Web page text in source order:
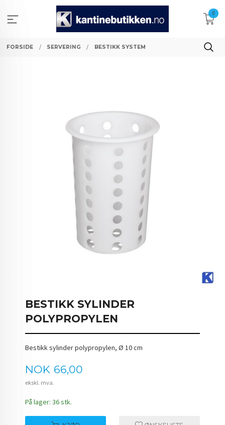
innholdet
0
FORSIDE SERVERING BESTIKK SYSTEM
BESTIKK SYLINDER
POLYPROPYLEN
Bestikk sylinder polypropylen, Ø 10 cm
Pris
NOK 66,00
ekskl. mva.
På lager: 36 stk.